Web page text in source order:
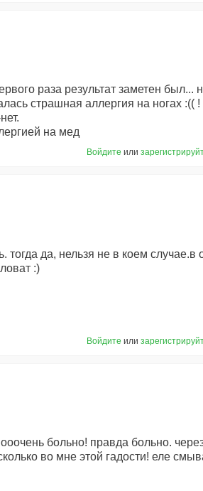
раза результат заметен был...
страшная аллергия на ногах :((
на мед
Войдите или
тогда да, нельзя не в коем случае.в
:)
Войдите или
больно! правда больно.
во мне этой гадости! еле